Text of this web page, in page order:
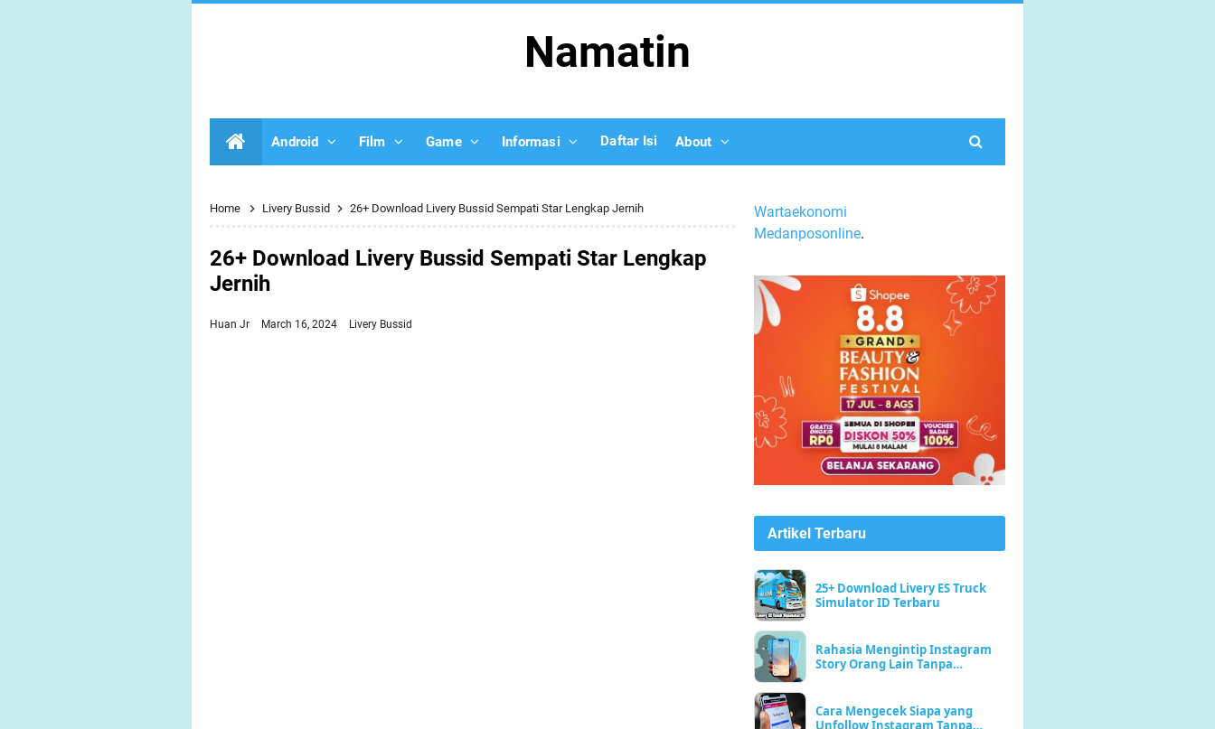
Namatin
Android Film Game Informasi Daftar Isi About
Home Livery Bussid 26+ Download Livery Bussid Sempati Star Lengkap Jernih
26+ Download Livery Bussid Sempati Star Lengkap
Jernih
Huan Jr March 16, 2024 Livery Bussid
Wartaekonomi
Medanposonline.
Artikel Terbaru
25+ Download Livery ES Truck
Simulator ID Terbaru
Rahasia Mengintip Instagram
Story Orang Lain Tanpa
Cara Mengecek Siapa yang
Unfollow Instagram Tanpa